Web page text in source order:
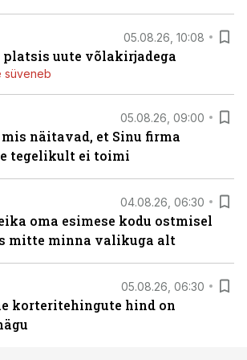
05.08.26, 10:08
platsis uute võlakirjadega
süveneb
05.08.26, 09:00
näitavad, et Sinu firma
tegelikult ei toimi
04.08.26, 06:30
oma esimese kodu ostmisel
mitte minna valikuga alt
05.08.26, 06:30
korteritehingute hind on